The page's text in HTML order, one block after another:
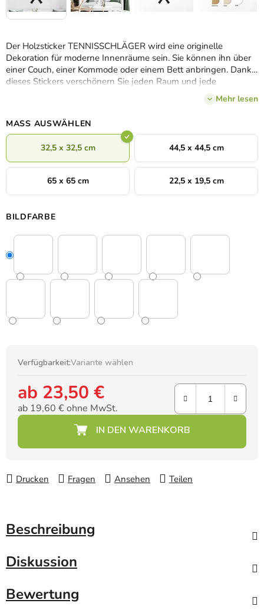
Der Holzsticker TENNISSCHLÄGER wird eine originelle
Dekoration für moderne Innenräume sein. Sie können ihn über
einer Couch, einer Kommode oder einem Bett anbringen. Dank
dieses Stickers verschönern Sie jeden Raum und jede
Mehr lesen
MASS AUSWÄHLEN
32,5 x 32,5 cm 44,5 x 44,5 cm
65 x 65 cm 22,5 x 19,5 cm
BILDFARBE
Verfügbarkeit:Variante wählen
ab 23,50 €
ab 19,60 €ohne MwSt.
Verkaufspreis:
Drucken Fragen Ansehen Teilen
Beschreibung
Diskussion
Bewertung